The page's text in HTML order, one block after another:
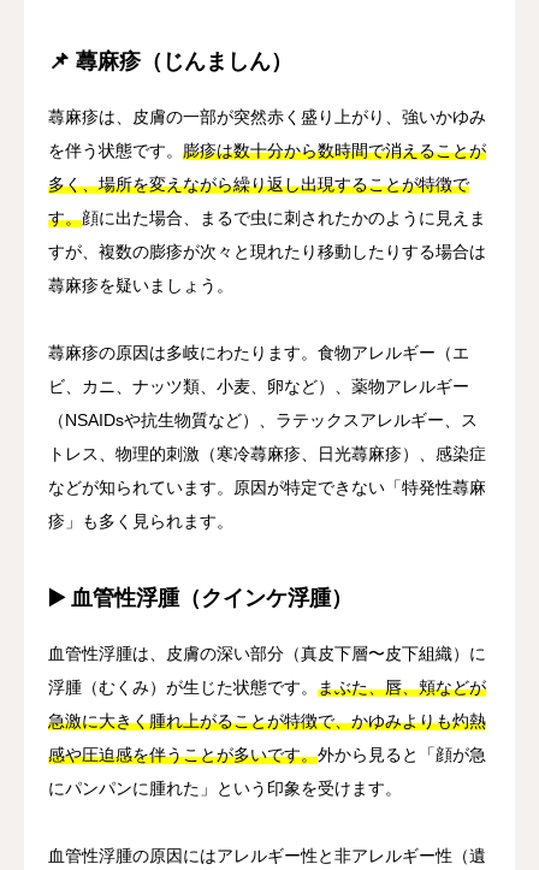
📌 蕁麻疹（じんましん）
蕁麻疹は、皮膚の一部が突然赤く盛り上がり、強いかゆみ
を伴う状態です。 膨疹は数十分から数時間で消えることが
多く、場所を変えながら繰り返し出現することが特徴で
す。顔に出た場合、まるで虫に刺されたかのように見えま
すが、複数の膨疹が次々と現れたり移動したりする場合は
蕁麻疹を疑いましょう。
蕁麻疹の原因は多岐にわたります。食物アレルギー（エ
ビ、カニ、ナッツ類、小麦、卵など）、薬物アレルギー
（NSAIDsや抗生物質など）、ラテックスアレルギー、ス
トレス、物理的刺激（寒冷蕁麻疹、日光蕁麻疹）、感染症
などが知られています。原因が特定できない「特発性蕁麻
疹」も多く見られます。
▶️ 血管性浮腫（クインケ浮腫）
血管性浮腫は、皮膚の深い部分（真皮下層〜皮下組織）に
浮腫（むくみ）が生じた状態です。 まぶた、唇、頬などが
急激に大きく腫れ上がることが特徴で、かゆみよりも灼熱
感や圧迫感を伴うことが多いです。外から見ると「顔が急
にパンパンに腫れた」という印象を受けます。
血管性浮腫の原因にはアレルギー性と非アレルギー性（遺